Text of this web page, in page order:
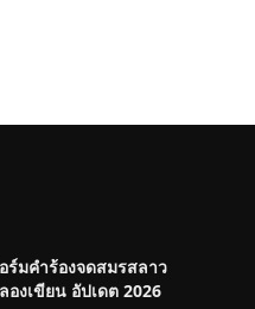
ร์มคำร้องจดสมรสลาว
องเขียน อัปเดต 2026